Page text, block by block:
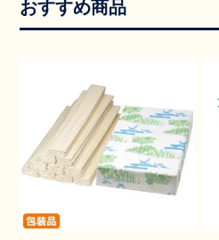
おすすめ商品